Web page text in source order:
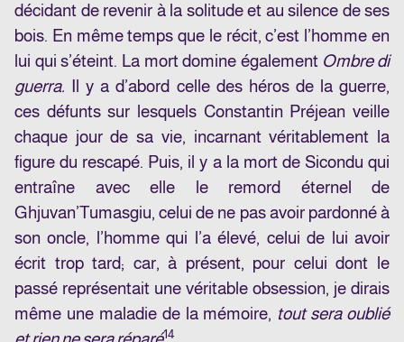
décidant de revenir à la solitude et au silence de ses
bois. En même temps que le récit, c’est l’homme en
lui qui s’éteint. La mort domine également Ombre di
guerra. Il y a d’abord celle des héros de la guerre,
ces défunts sur lesquels Constantin Préjean veille
chaque jour de sa vie, incarnant véritablement la
figure du rescapé. Puis, il y a la mort de Sicondu qui
entraîne avec elle le remord éternel de
Ghjuvan’Tumasgiu, celui de ne pas avoir pardonné à
son oncle, l’homme qui l’a élevé, celui de lui avoir
écrit trop tard; car, à présent, pour celui dont le
passé représentait une véritable obsession, je dirais
même une maladie de la mémoire, tout sera oublié
14